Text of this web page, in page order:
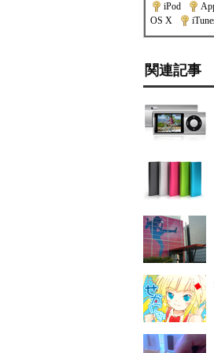
iPod
OS X
関連記事